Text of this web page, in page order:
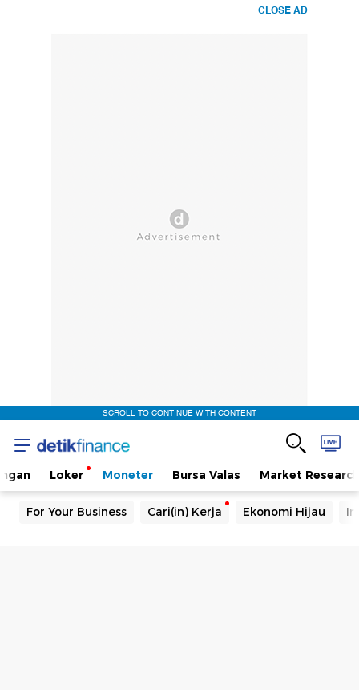
CLOSE AD
SCROLL TO CONTINUE WITH CONTENT
Loker Moneter Bursa Valas Market Research
For Your Business Cari(in) Kerja Ekonomi Hijau